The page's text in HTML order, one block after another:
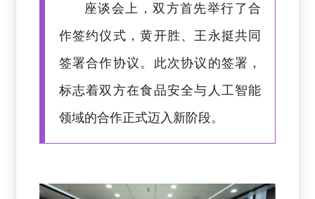
座谈会上，双方首先举行了合
作签约仪式，黄开胜、王永挺共同
签署合作协议。此次协议的签署，
标志着双方在食品安全与人工智能
领域的合作正式迈入新阶段。